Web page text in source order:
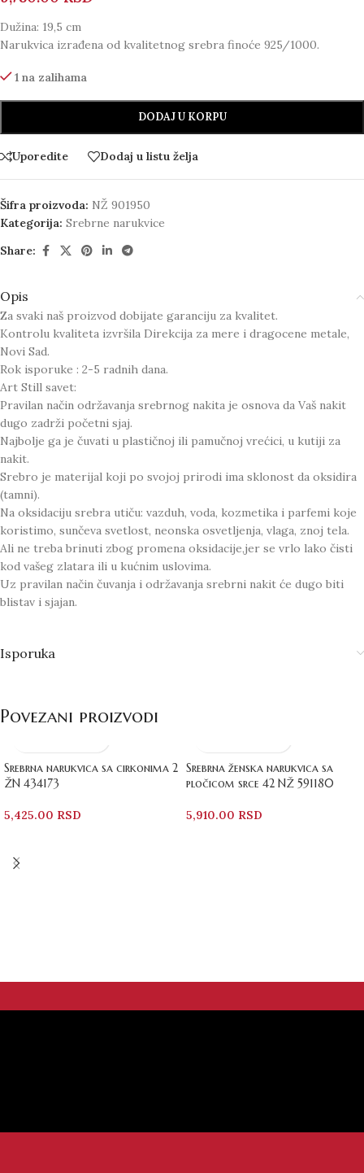
Dužina: 19,5 cm
Narukvica izrađena od kvalitetnog srebra finoće 925/1000.
1 na zalihama
DODAJ U KORPU
Uporedite Dodaj u listu želja
Šifra proizvoda: NŽ 901950
Kategorija: Srebrne narukvice
Share:
Opis
Za svaki naš proizvod dobijate garanciju za kvalitet.
Kontrolu kvaliteta izvršila Direkcija za mere i dragocene metale,
Novi Sad.
Rok isporuke : 2-5 radnih dana.
Art Still savet:
Pravilan način održavanja srebrnog nakita je osnova da Vaš nakit
dugo zadrži početni sjaj.
Najbolje ga je čuvati u plastičnoj ili pamučnoj vrećici, u kutiji za
nakit.
Srebro je materijal koji po svojoj prirodi ima sklonost da oksidira
(tamni).
Na oksidaciju srebra utiču: vazduh, voda, kozmetika i parfemi koje
koristimo, sunčeva svetlost, neonska osvetljenja, vlaga, znoj tela.
Ali ne treba brinuti zbog promena oksidacije,jer se vrlo lako čisti
kod vašeg zlatara ili u kućnim uslovima.
Uz pravilan način čuvanja i održavanja srebrni nakit će dugo biti
blistav i sjajan.
Isporuka
Povezani proizvodi
Srebrna narukvica sa cirkonima 2
ŽN 434173
5,425.00 RSD
Srebrna ženska narukvica sa
pločicom srce 42 NŽ 591180
5,910.00 RSD